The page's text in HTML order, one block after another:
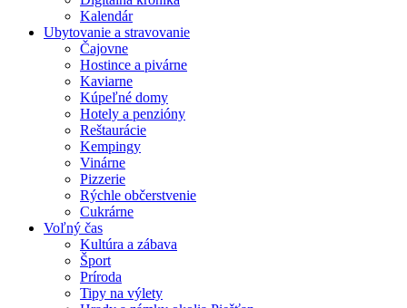
Kalendár
Ubytovanie a stravovanie
Čajovne
Hostince a pivárne
Kaviarne
Kúpeľné domy
Hotely a penzióny
Reštaurácie
Kempingy
Vinárne
Pizzerie
Rýchle občerstvenie
Cukrárne
Voľný čas
Kultúra a zábava
Šport
Príroda
Tipy na výlety